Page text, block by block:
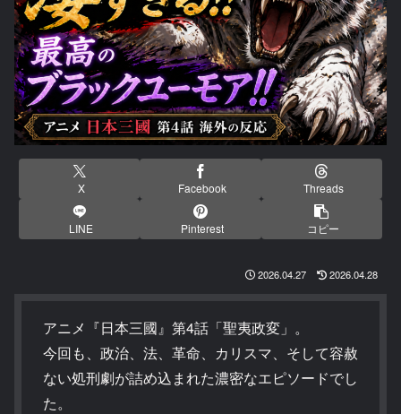
X Facebook Threads
LINE Pinterest コピー
2026.04.27 2026.04.28
アニメ『日本三國』第4話「聖夷政変」。
今回も、政治、法、革命、カリスマ、そして容赦
ない処刑劇が詰め込まれた濃密なエピソードでし
た。